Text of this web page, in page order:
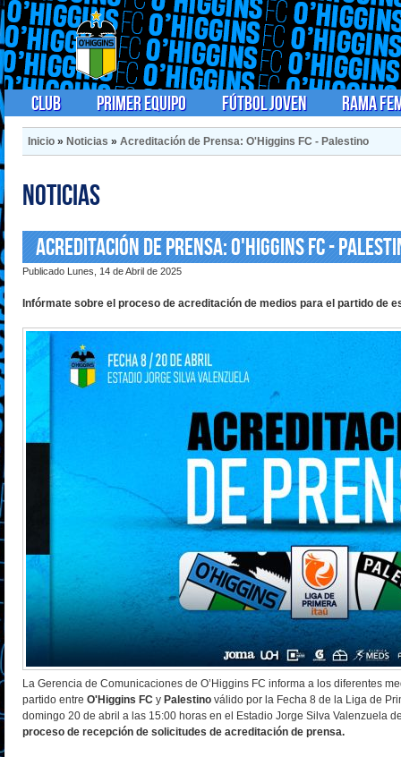
Club Primer Equipo Fútbol Joven Rama
Inicio » Noticias » Acreditación de Prensa: O'Higgins FC - Palestino
Noticias
Acreditación de Prensa: O'Higgins FC -
Publicado Lunes, 14 de Abril de 2025
Infórmate sobre el proceso de acreditación de medios para el partido de
La Gerencia de Comunicaciones de O’Higgins FC informa a los diferentes
partido entre O'Higgins FC y Palestino válido por la Fecha 8 de la Liga de
domingo 20 de abril a las 15:00 horas en el Estadio Jorge Silva Valenzuela
proceso de recepción de solicitudes de acreditación de prensa.